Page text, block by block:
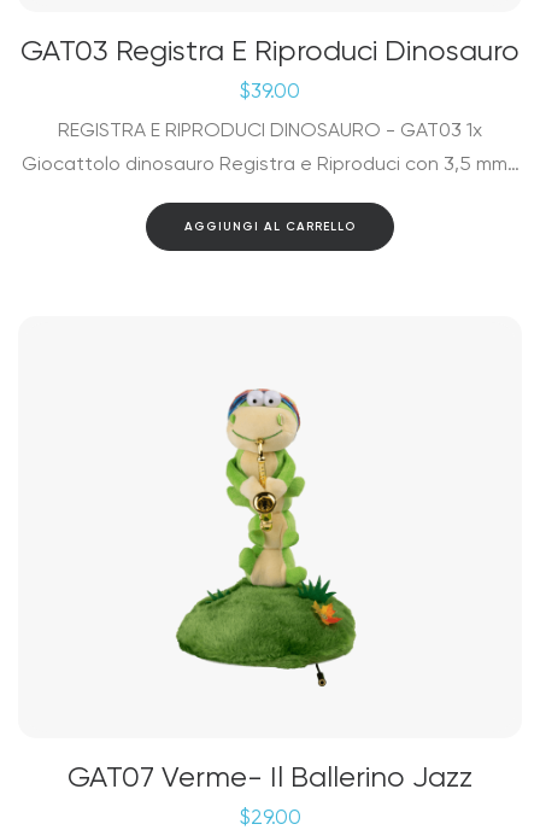
GAT03 Registra E Riproduci Dinosauro
$39.00
REGISTRA E RIPRODUCI DINOSAURO - GAT03 1x
Giocattolo dinosauro Registra e Riproduci con 3,5 mm…
AGGIUNGI AL CARRELLO
GAT07 Verme- Il Ballerino Jazz
$29.00